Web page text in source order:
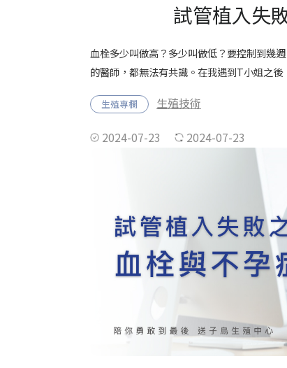
試管植入失
血栓多少叫做高？多少叫做低？要控制到幾
的醫師，都無法有共識。在我遇到T小姐之
生殖專欄 生殖技術
2024-07-23 2024-07-23